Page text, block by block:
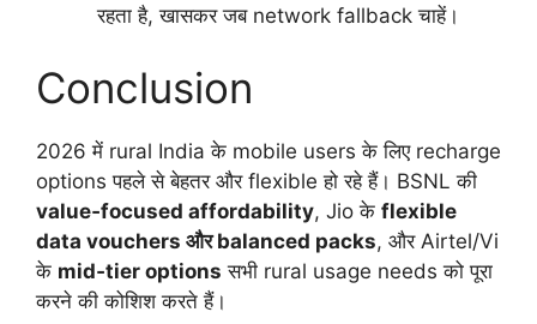
रहता है, खासकर जब network fallback चाहें।
Conclusion
2026 में rural India के mobile users के लिए recharge
options पहले से बेहतर और flexible हो रहे हैं। BSNL की
value‑focused affordability, Jio के flexible
data vouchers और balanced packs, और Airtel/Vi
के mid‑tier options सभी rural usage needs को पूरा
करने की कोशिश करते हैं।